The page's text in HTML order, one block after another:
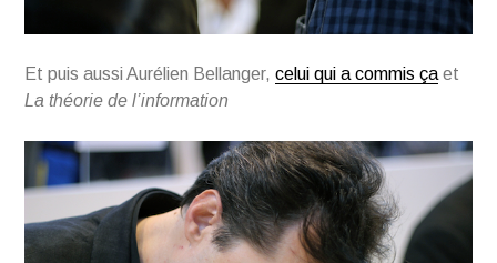
Et puis aussi Aurélien Bellanger,celui qui a commis ça et
La théorie de l’information